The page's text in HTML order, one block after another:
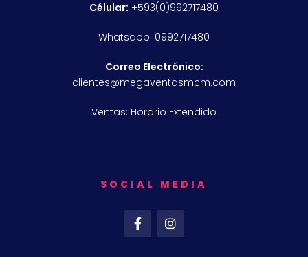
Célular: +593(0)992717480
Whatsapp: 0992717480
Correo Electrónico:
clientes@megaventasmcm.com
Ventas: Horario Extendido
SOCIAL MEDIA